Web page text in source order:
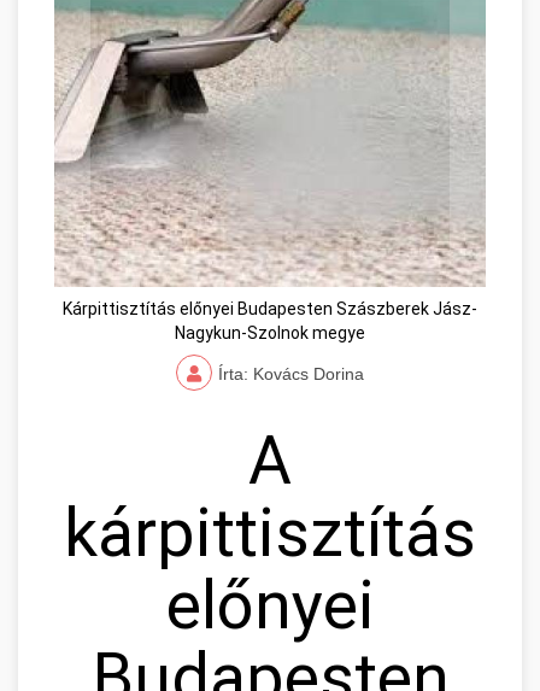
Kárpittisztítás előnyei Budapesten Szászberek Jász-
Nagykun-Szolnok megye
Írta: Kovács Dorina
A
kárpittisztítás
előnyei